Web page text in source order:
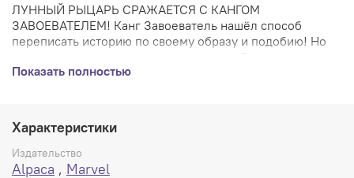
ЛУННЫЙ РЫЦАРЬ СРАЖАЕТСЯ С КАНГОМ
ЗАВОЕВАТЕЛЕМ! Канг Завоеватель нашёл способ
переписать историю по своему образу и подобию! Но
Хонсу, Лунный Рыцарь, должен найти способ исправить
окажется Лунный Рыцарь — или когда!
Мягкий (Журнальный) переплет, 32 стр., 245х163 мм.
Показать полностью
Характеристики
Издательство
Alpaca , Marvel